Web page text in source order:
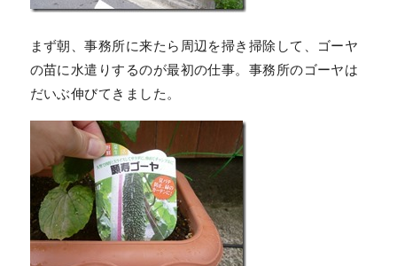
まず朝、事務所に来たら周辺を掃き掃除して、ゴーヤ
の苗に水遣りするのが最初の仕事。事務所のゴーヤは
だいぶ伸びてきました。